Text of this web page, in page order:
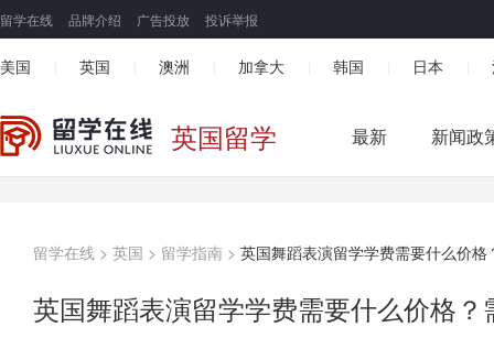
留学在线 品牌介绍 广告投放 投诉举报
美国 英国 澳洲 加拿大 韩国 日本
英国留学 最新 新闻政
留学在线 > 英国 > 留学指南 > 英国舞蹈表演留学学费需要什么价
英国舞蹈表演留学学费需要什么价格